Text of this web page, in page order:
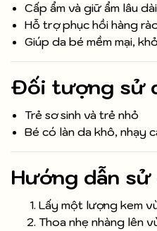
Cấp ẩm và giữ ẩm lâu dài
Hỗ trợ phục hồi hàng
Giúp da bé mềm mại,
Đối tượng sử
Trẻ sơ sinh và trẻ nhỏ
Bé có làn da khô, nhạy
Hướng dẫn sử
Lấy một lượng kem
Thoa nhẹ nhàng lên